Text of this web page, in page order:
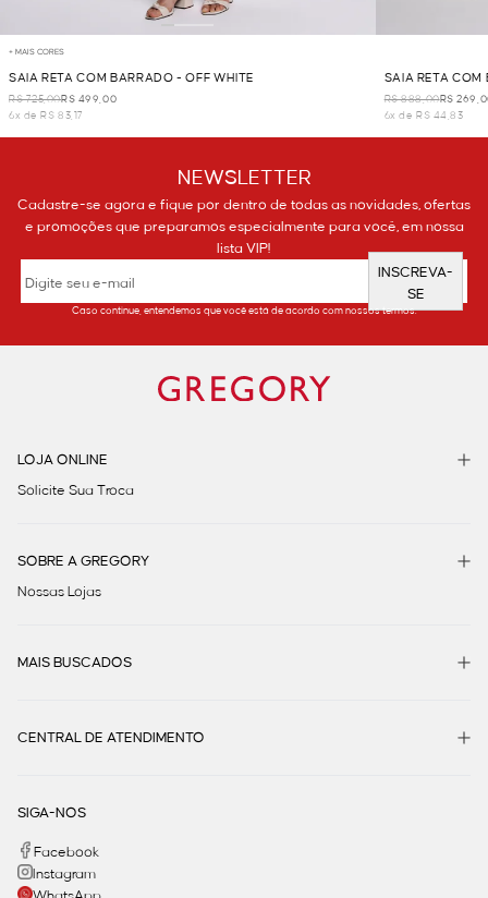
+ MAIS CORES
SAIA RETA COM BARRADO - OFF WHITE
R$ 725,00R$ 499,00
6x de R$ 83,17
SAIA RETA COM
R$ 888,00R$
6x de R$ 44,83
NEWSLETTER
Cadastre-se agora e fique por dentro de todas as novidades, ofertas
e promoções que preparamos especialmente para você, em nossa
lista VIP!
INSCREVA-
SE
Caso continue, entendemos que você está de acordo com nossos termos.
LOJA ONLINE
Solicite Sua Troca
SOBRE A GREGORY
Nossas Lojas
MAIS BUSCADOS
CENTRAL DE ATENDIMENTO
SIGA-NOS
Facebook
Instagram